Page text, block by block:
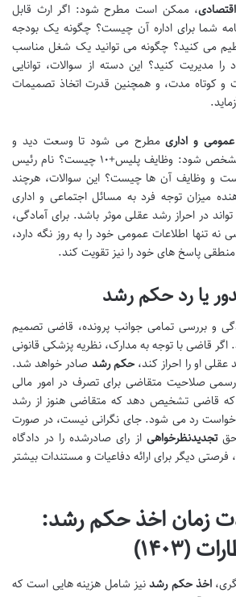
، ممکن است مطرح شود: اگر ارث قابل
شما برای اداره آن چیست؟ چگونه یک بودجه
می کنید؟ چگونه می توانید یک شغل مناسب
را مدیریت کنید؟ این دسته از سوالات، توانایی
و کوتاه مدت، و همچنین قدرت اتخاذ تصمیمات
و اداریمطرح می شود تا وسعت دید و
آگاهی عمومی متقاضی مشخص شود: وظایف پلیس+۱۰ چیست؟ نام رئیس
و وظایف آن ها چیست؟ این سوالات، هرچند
میزان توجه فرد به مسائل اجتماعی و اداری
در احراز رشد عقلی موثر باشد. برای آمادگی،
تنها اطلاعات عمومی خود را به روز نگه دارد،
منطقی پاسخ های خود را نیز تقویت کند.
یا رد حکم رشد
و بررسی تمامی جوانب پرونده، قاضی تصمیم
اگر قاضی با توجه به مدارک، نظریه پزشکی قانونی
او را احراز کند،حکم رشد صادر خواهد شد.
رسمی صلاحیت متقاضی برای تصرف در امور مالی
قاضی تشخیص دهد که متقاضی هنوز از رشد
رد می شود. جای نگرانی نیست، در صورت
حقتجدیدنظرخواهی از رای صادرشده را در دادگاه
فرصتی دیگر برای ارائه دفاعیات و مستندات بیشتر
زمان اخذ حکم رشد:
(۱۴۰۳)
اخذ حکم رشدنیز شامل هزینه هایی است که